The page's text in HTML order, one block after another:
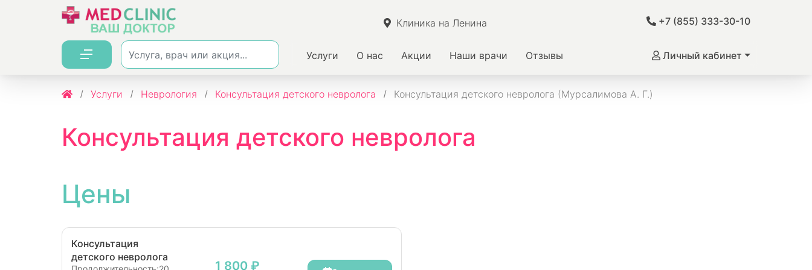
Клиника на Ленина +7 (855) 333-30-10
Услуги О нас Акции Наши врачи Отзывы Личный кабинет
Услуги Неврология Консультация детского невролога Консультация детского невролога (Мурсалимова А. Г.)
Консультация детского невролога
Цены
Консультация
детского невролога
1 800 ₽